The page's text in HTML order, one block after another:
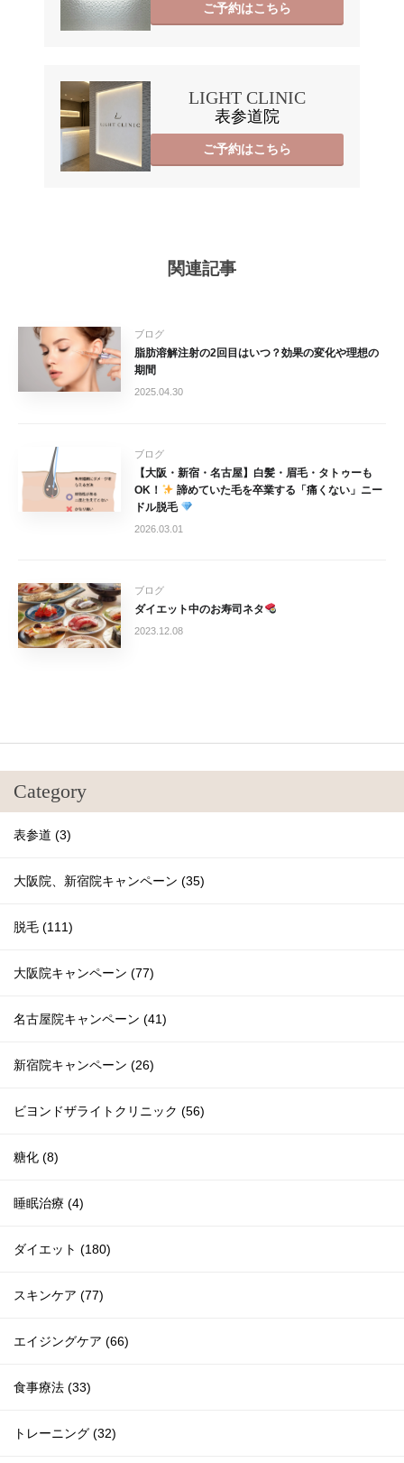
ご予約はこちら
LIGHT CLINIC
表参道院
ご予約はこちら
関連記事
ブログ
脂肪溶解注射の2回目はいつ？効果の変化や理想の
期間
2025.04.30
ブログ
【大阪・新宿・名古屋】白髪・眉毛・タトゥーも
OK！
諦めていた毛を卒業する「痛くない」ニー
ドル脱毛
2026.03.01
ブログ
ダイエット中のお寿司ネタ
2023.12.08
Category
表参道 (3)
大阪院、新宿院キャンペーン (35)
脱毛 (111)
大阪院キャンペーン (77)
名古屋院キャンペーン (41)
新宿院キャンペーン (26)
ビヨンドザライトクリニック (56)
糖化 (8)
睡眠治療 (4)
ダイエット (180)
スキンケア (77)
エイジングケア (66)
食事療法 (33)
トレーニング (32)